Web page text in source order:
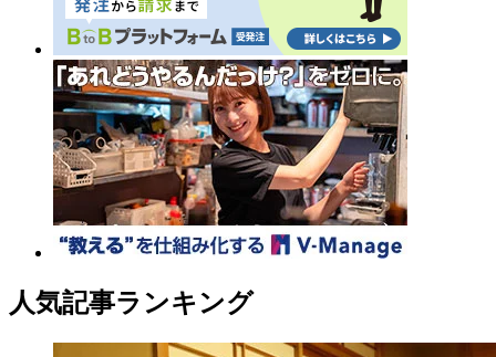
人気記事ランキング